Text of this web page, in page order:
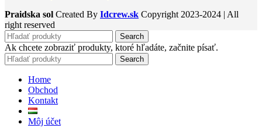
Praidska sol Created By Idcrew.sk Copyright 2023-2024 | All
right reserved
Search
Ak chcete zobraziť produkty, ktoré hľadáte, začnite písať.
Search
Home
Obchod
Kontakt
Môj účet